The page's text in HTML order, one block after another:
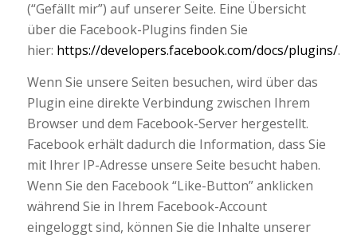
(“Gefällt mir”) auf unserer Seite. Eine Übersicht
über die Facebook-Plugins finden Sie
hier: https://developers.facebook.com/docs/plugins/.
Wenn Sie unsere Seiten besuchen, wird über das
Plugin eine direkte Verbindung zwischen Ihrem
Browser und dem Facebook-Server hergestellt.
Facebook erhält dadurch die Information, dass Sie
mit Ihrer IP-Adresse unsere Seite besucht haben.
Wenn Sie den Facebook “Like-Button” anklicken
während Sie in Ihrem Facebook-Account
eingeloggt sind, können Sie die Inhalte unserer